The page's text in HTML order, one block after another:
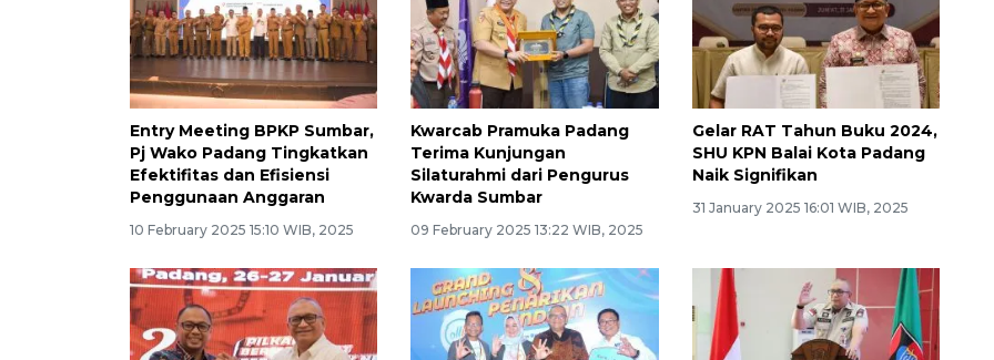
Entry Meeting BPKP Sumbar,
Pj Wako Padang Tingkatkan
Efektifitas dan Efisiensi
Penggunaan Anggaran
10 February 2025 15:10 WIB, 2025
Kwarcab Pramuka Padang
Terima Kunjungan
Silaturahmi dari Pengurus
Kwarda Sumbar
09 February 2025 13:22 WIB, 2025
Gelar RAT Tahun Buku 2024,
SHU KPN Balai Kota Padang
Naik Signifikan
31 January 2025 16:01 WIB, 2025